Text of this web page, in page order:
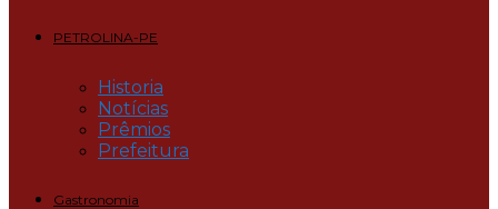
PETROLINA-PE
Historia
Notícias
Prêmios
Prefeitura
Gastronomia